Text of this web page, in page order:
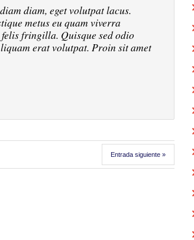
diam, eget volutpat lacus.
metus eu quam viverra
fringilla. Quisque sed odio
erat volutpat. Proin sit amet
Entrada siguiente »